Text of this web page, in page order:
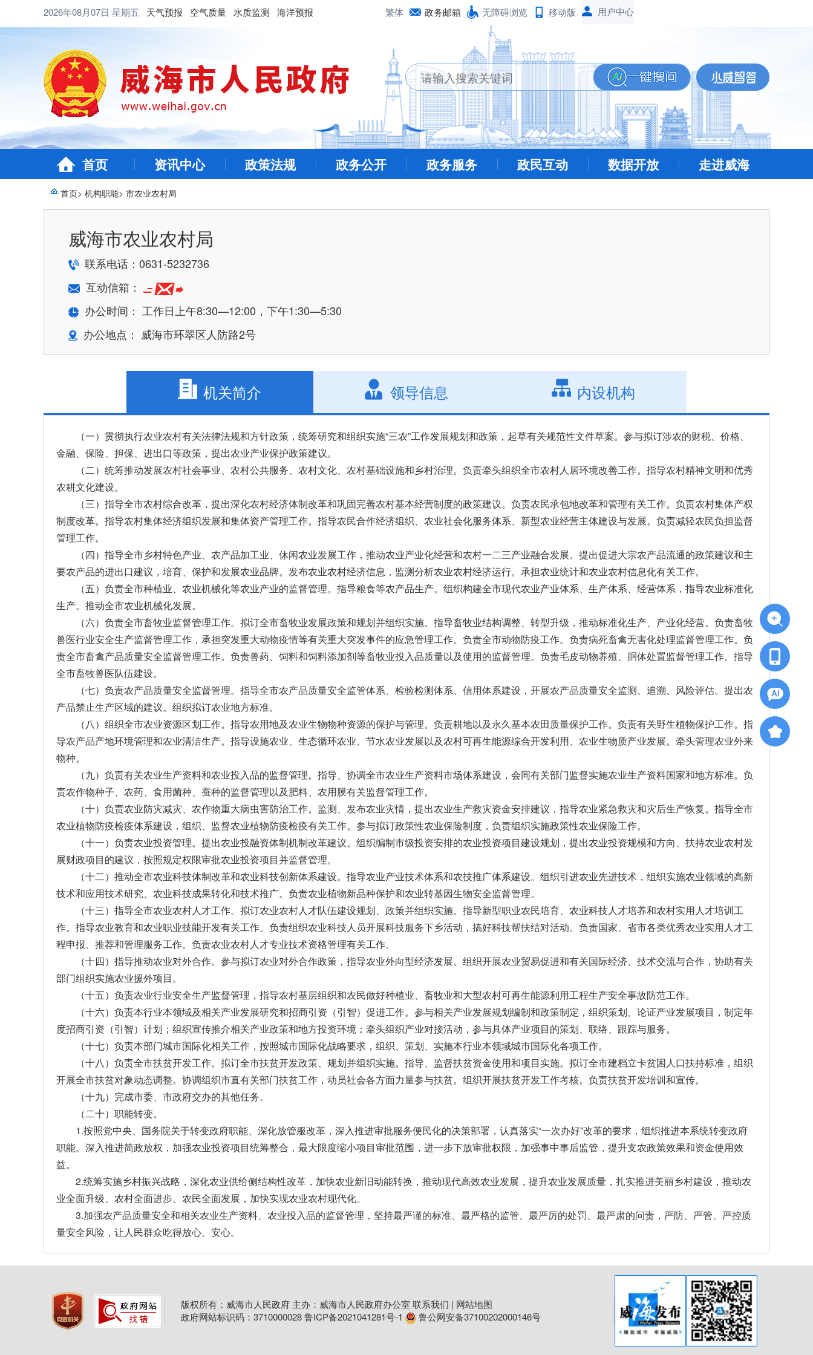
2026年08月07日 星期五 天气预报 空气质量 水质监测 海洋预报 繁体 政务邮箱 无障碍浏览 移动版
首页 资讯中心 政策法规 政务公开 政务服务 政民互动 数据开放 走进威海
首页> 机构职能> 市农业农村局
威海市农业农村局
联系电话：0631-5232736
互动信箱：
办公时间： 工作日上午8:30—12:00，下午1:30—5:30
办公地点： 威海市环翠区人防路2号
机关简介 领导信息 内设机构
（一）贯彻执行农业农村有关法律法规和方针政策，统筹研究和组织实施“三农”工作发展规划和政策，起草有关规范性文件草案。参与拟订涉农的财税、价格、
金融、保险、担保、进出口等政策，提出农业产业保护政策建议。
（二）统筹推动发展农村社会事业、农村公共服务、农村文化、农村基础设施和乡村治理。负责牵头组织全市农村人居环境改善工作。指导农村精神文明和优秀
农耕文化建设。
（三）指导全市农村综合改革，提出深化农村经济体制改革和巩固完善农村基本经营制度的政策建议。负责农民承包地改革和管理有关工作。负责农村集体产权
制度改革。指导农村集体经济组织发展和集体资产管理工作。指导农民合作经济组织、农业社会化服务体系、新型农业经营主体建设与发展。负责减轻农民负担监督
管理工作。
（四）指导全市乡村特色产业、农产品加工业、休闲农业发展工作，推动农业产业化经营和农村一二三产业融合发展。提出促进大宗农产品流通的政策建议和主
要农产品的进出口建议，培育、保护和发展农业品牌。发布农业农村经济信息，监测分析农业农村经济运行。承担农业统计和农业农村信息化有关工作。
（五）负责全市种植业、农业机械化等农业产业的监督管理。指导粮食等农产品生产。组织构建全市现代农业产业体系、生产体系、经营体系，指导农业标准化
生产。推动全市农业机械化发展。
（六）负责全市畜牧业监督管理工作。拟订全市畜牧业发展政策和规划并组织实施。指导畜牧业结构调整、转型升级，推动标准化生产、产业化经营。负责畜牧
兽医行业安全生产监督管理工作，承担突发重大动物疫情等有关重大突发事件的应急管理工作。负责全市动物防疫工作。负责病死畜禽无害化处理监督管理工作。负
责全市畜禽产品质量安全监督管理工作。负责兽药、饲料和饲料添加剂等畜牧业投入品质量以及使用的监督管理。负责毛皮动物养殖、胴体处置监督管理工作。指导
全市畜牧兽医队伍建设。
（七）负责农产品质量安全监督管理。指导全市农产品质量安全监管体系、检验检测体系、信用体系建设，开展农产品质量安全监测、追溯、风险评估。提出农
产品禁止生产区域的建议。组织拟订农业地方标准。
（八）组织全市农业资源区划工作。指导农用地及农业生物物种资源的保护与管理。负责耕地以及永久基本农田质量保护工作。负责有关野生植物保护工作。指
导农产品产地环境管理和农业清洁生产。指导设施农业、生态循环农业、节水农业发展以及农村可再生能源综合开发利用、农业生物质产业发展。牵头管理农业外来
物种。
（九）负责有关农业生产资料和农业投入品的监督管理。指导、协调全市农业生产资料市场体系建设，会同有关部门监督实施农业生产资料国家和地方标准。负
责农作物种子、农药、食用菌种、蚕种的监督管理以及肥料、农用膜有关监督管理工作。
（十）负责农业防灾减灾、农作物重大病虫害防治工作。监测、发布农业灾情，提出农业生产救灾资金安排建议，指导农业紧急救灾和灾后生产恢复。指导全市
农业植物防疫检疫体系建设，组织、监督农业植物防疫检疫有关工作。参与拟订政策性农业保险制度，负责组织实施政策性农业保险工作。
（十一）负责农业投资管理。提出农业投融资体制机制改革建议。组织编制市级投资安排的农业投资项目建设规划，提出农业投资规模和方向、扶持农业农村发
展财政项目的建议，按照规定权限审批农业投资项目并监督管理。
（十二）推动全市农业科技体制改革和农业科技创新体系建设。指导农业产业技术体系和农技推广体系建设。组织引进农业先进技术，组织实施农业领域的高新
技术和应用技术研究、农业科技成果转化和技术推广。负责农业植物新品种保护和农业转基因生物安全监督管理。
（十三）指导全市农业农村人才工作。拟订农业农村人才队伍建设规划、政策并组织实施。指导新型职业农民培育、农业科技人才培养和农村实用人才培训工
作。指导农业教育和农业职业技能开发有关工作。负责组织农业科技人员开展科技服务下乡活动，搞好科技帮扶结对活动。负责国家、省市各类优秀农业实用人才工
程申报、推荐和管理服务工作。负责农业农村人才专业技术资格管理有关工作。
（十四）指导推动农业对外合作。参与拟订农业对外合作政策，指导农业外向型经济发展。组织开展农业贸易促进和有关国际经济、技术交流与合作，协助有关
部门组织实施农业援外项目。
（十五）负责农业行业安全生产监督管理，指导农村基层组织和农民做好种植业、畜牧业和大型农村可再生能源利用工程生产安全事故防范工作。
（十六）负责本行业本领域及相关产业发展研究和招商引资（引智）促进工作。参与相关产业发展规划编制和政策制定，组织策划、论证产业发展项目，制定年
度招商引资（引智）计划；组织宣传推介相关产业政策和地方投资环境；牵头组织产业对接活动，参与具体产业项目的策划、联络、跟踪与服务。
（十七）负责本部门城市国际化相关工作，按照城市国际化战略要求，组织、策划、实施本行业本领域城市国际化各项工作。
（十八）负责全市扶贫开发工作。拟订全市扶贫开发政策、规划并组织实施。指导、监督扶贫资金使用和项目实施。拟订全市建档立卡贫困人口扶持标准，组织
开展全市扶贫对象动态调整。协调组织市直有关部门扶贫工作，动员社会各方面力量参与扶贫。组织开展扶贫开发工作考核。负责扶贫开发培训和宣传。
（十九）完成市委、市政府交办的其他任务。
（二十）职能转变。
1.按照党中央、国务院关于转变政府职能、深化放管服改革，深入推进审批服务便民化的决策部署，认真落实“一次办好”改革的要求，组织推进本系统转变政府
职能。深入推进简政放权，加强农业投资项目统筹整合，最大限度缩小项目审批范围，进一步下放审批权限，加强事中事后监管，提升支农政策效果和资金使用效
益。
2.统筹实施乡村振兴战略，深化农业供给侧结构性改革，加快农业新旧动能转换，推动现代高效农业发展，提升农业发展质量，扎实推进美丽乡村建设，推动农
业全面升级、农村全面进步、农民全面发展，加快实现农业农村现代化。
3.加强农产品质量安全和相关农业生产资料、农业投入品的监督管理，坚持最严谨的标准、最严格的监管、最严厉的处罚、最严肃的问责，严防、严管、严控质
量安全风险，让人民群众吃得放心、安心。
版权所有：威海市人民政府 主办：威海市人民政府办公室 联系我们 | 网站地图
政府网站标识码：3710000028鲁ICP备2021041281号-1 鲁公网安备37100202000146号